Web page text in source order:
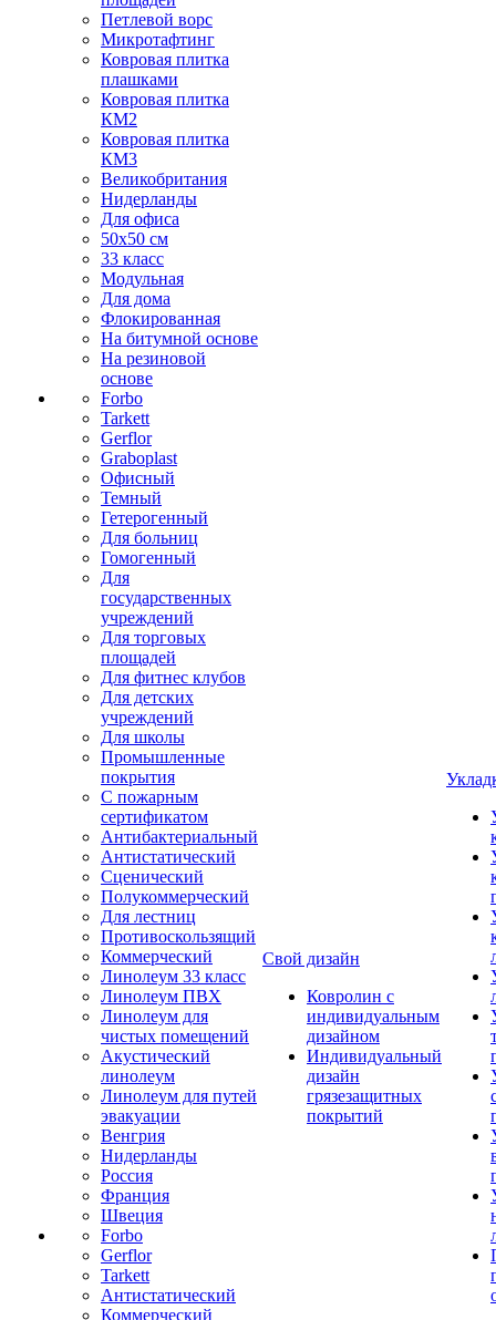
Петлевой ворс
Микротафтинг
Ковровая плитка
плашками
Ковровая плитка
КМ2
Ковровая плитка
КМ3
Великобритания
Нидерланды
Для офиса
50х50 см
33 класс
Модульная
Для дома
Флокированная
На битумной основе
На резиновой
основе
Forbo
Tarkett
Gerflor
Graboplast
Офисный
Темный
Гетерогенный
Для больниц
Гомогенный
Для
государственных
учреждений
Для торговых
площадей
Для фитнес клубов
Для детских
учреждений
Для школы
Промышленные
покрытия
С пожарным
сертификатом
Антибактериальный
Антистатический
Сценический
Полукоммерческий
Для лестниц
Противоскользящий
Коммерческий
Линолеум 33 класс
Линолеум ПВХ
Линолеум для
чистых помещений
Акустический
линолеум
Линолеум для путей
эвакуации
Венгрия
Нидерланды
Россия
Франция
Швеция
Forbo
Gerflor
Tarkett
Антистатический
Коммерческий
Свой дизайн
Ковролин с
индивидуальным
дизайном
Индивидуальный
дизайн
грязезащитных
покрытий